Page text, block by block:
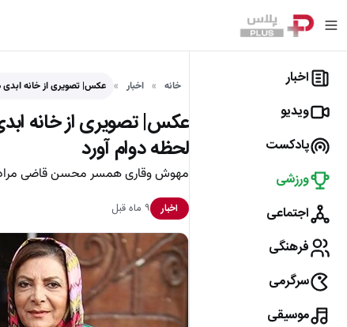
اخبار
ویدیو
پادکست
ورزشی
اجتماعی
فرهنگی
سرگرمی
موسیقی
خانه اخبار عکس| تصویری از خانه
عکس| تصویری از خانه
لحظه دوام آورد
مهوش وقاری همسر محسن قاضی
اخبار ۹ ماه قبل